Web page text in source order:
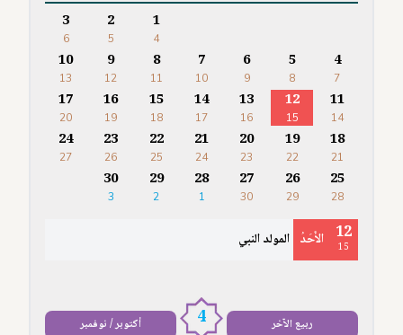
1
4
2
5
3
6
4
7
5
8
6
9
7
10
8
11
9
12
10
13
11
14
12
15
13
16
14
17
15
18
16
19
17
20
18
21
19
22
20
23
21
24
22
25
23
26
24
27
25
28
26
29
27
30
28
1
29
2
30
3
12
15 الأَحَدُ المولد النبي
ربيع الآخر 4 أكتوبر / نوفمبر